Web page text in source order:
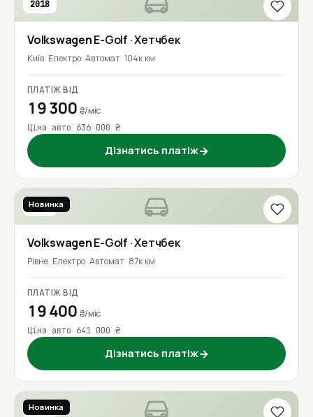
2018
VolkswagenE-Golf · Хетчбек
Київ Електро Автомат 104к км
ПЛАТІЖ ВІД
19 300 ₴/міс
Ціна авто 636 000 ₴
Дізнатись платіж→
2020
Новинка
VolkswagenE-Golf · Хетчбек
Рівне Електро Автомат 87к км
ПЛАТІЖ ВІД
19 400 ₴/міс
Ціна авто 641 000 ₴
Дізнатись платіж→
2020
Новинка